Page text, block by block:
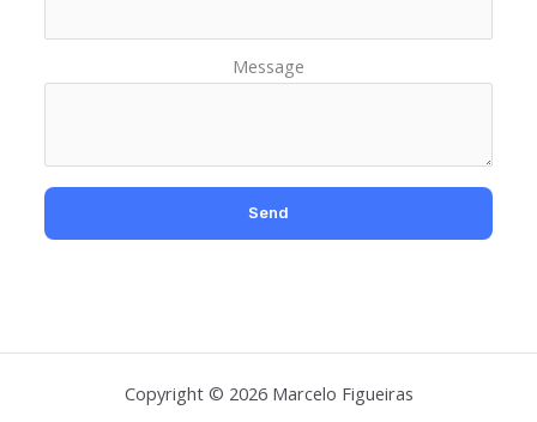
Message
Copyright © 2026 Marcelo Figueiras